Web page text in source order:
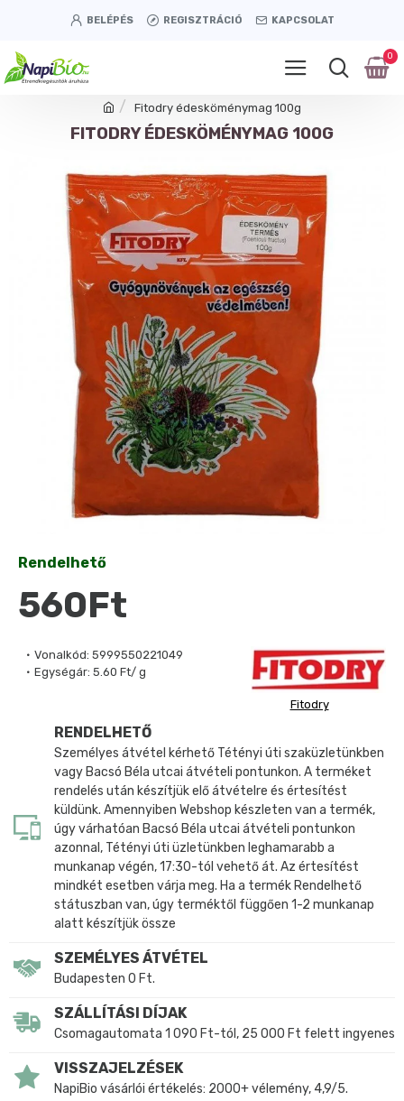
BELÉPÉS REGISZTRÁCIÓ KAPCSOLAT
0
Fitodry édesköménymag 100g
FITODRY ÉDESKÖMÉNYMAG 100G
Vonalkód: 5999550221049
Egységár: 5.60 Ft/ g
Fitodry
Rendelhető
560Ft
RENDELHETŐ
Személyes átvétel kérhető Tétényi úti szaküzletünkben
vagy Bacsó Béla utcai átvételi pontunkon. A terméket
rendelés után készítjük elő átvételre és értesítést
küldünk. Amennyiben Webshop készleten van a termék,
úgy várhatóan Bacsó Béla utcai átvételi pontunkon
azonnal, Tétényi úti üzletünkben leghamarabb a
munkanap végén, 17:30-tól vehető át. Az értesítést
mindkét esetben várja meg. Ha a termék Rendelhető
státuszban van, úgy terméktől függően 1-2 munkanap
alatt készítjük össze
SZEMÉLYES ÁTVÉTEL
Budapesten 0 Ft.
SZÁLLÍTÁSI DÍJAK
Csomagautomata 1 090 Ft-tól, 25 000 Ft felett ingyenes
VISSZAJELZÉSEK
NapiBio vásárlói értékelés: 2000+ vélemény, 4,9/5.